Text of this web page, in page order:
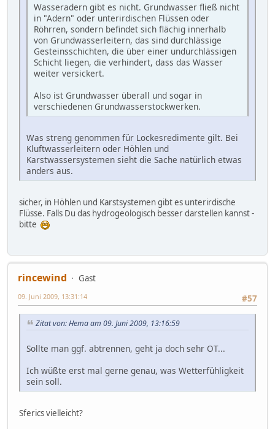
Wasseradern gibt es nicht. Grundwasser fließ nicht
in "Adern" oder unterirdischen Flüssen oder
Röhrren, sondern befindet sich flächig innerhalb
von Grundwasserleitern, das sind durchlässige
Gesteinsschichten, die über einer undurchlässigen
Schicht liegen, die verhindert, dass das Wasser
weiter versickert.
Also ist Grundwasser überall und sogar in
verschiedenen Grundwasserstockwerken.
Was streng genommen für Lockesredimente gilt. Bei
Kluftwasserleitern oder Höhlen und
Karstwassersystemen sieht die Sache natürlich etwas
anders aus.
sicher, in Höhlen und Karstsystemen gibt es unterirdische
Flüsse. Falls Du das hydrogeologisch besser darstellen kannst -
bitte
rincewind
Gast
#57
09. Juni 2009, 13:31:14
Zitat von: Hema am 09. Juni 2009, 13:16:59
Sollte man ggf. abtrennen, geht ja doch sehr OT...
Ich wüßte erst mal gerne genau, was Wetterfühligkeit
sein soll.
Sferics vielleicht?